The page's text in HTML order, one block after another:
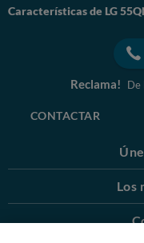
Características de LG
Reclama! De
CONTACTAR
Los